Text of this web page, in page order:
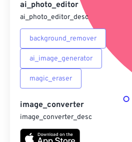
ai_photo_editor
ai_photo_editor_desc
background_remover
ai_image_generator
magic_eraser
image_converter
image_converter_desc